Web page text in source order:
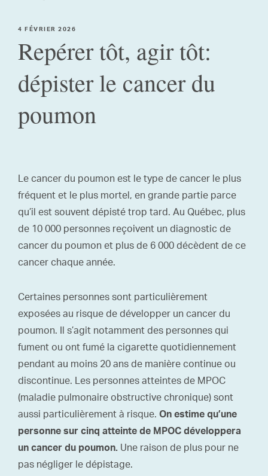
4 FÉVRIER 2026
Repérer tôt, agir tôt:
dépister le cancer du
poumon
Le cancer du poumon est le type de cancer le plus
fréquent et le plus mortel, en grande partie parce
qu’il est souvent dépisté trop tard. Au Québec, plus
de 10 000 personnes reçoivent un diagnostic de
cancer du poumon et plus de 6 000 décèdent de ce
cancer chaque année.
Certaines personnes sont particulièrement
exposées au risque de développer un cancer du
poumon. Il s’agit notamment des personnes qui
fument ou ont fumé la cigarette quotidiennement
pendant au moins 20 ans de manière continue ou
discontinue. Les personnes atteintes de MPOC
(maladie pulmonaire obstructive chronique) sont
aussi particulièrement à risque.On estime qu’une
personne sur cinq atteinte de MPOC développera
un cancer du poumon.Une raison de plus pour ne
pas négliger le dépistage.